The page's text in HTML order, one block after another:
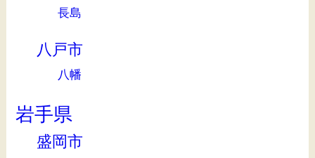
長島
八戸市
八幡
岩手県
盛岡市